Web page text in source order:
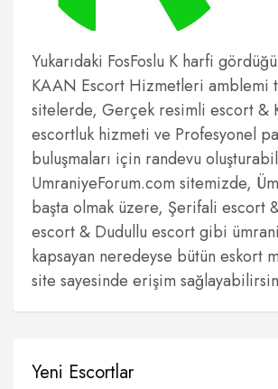
Yukarıdaki FosFoslu K harfi
KAAN Escort Hizmetleri amblemi
sitelerde, Gerçek resimli escort &
escortluk hizmeti ve Profesyonel
buluşmaları için randevu
UmraniyeForum.com sitemizde,
başta olmak üzere, Şerifali escort
escort & Dudullu escort gibi
kapsayan neredeyse bütün eskort
site sayesinde erişim
Yeni Escortlar